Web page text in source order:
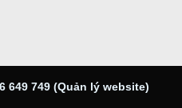
649 749 (Quản lý website)